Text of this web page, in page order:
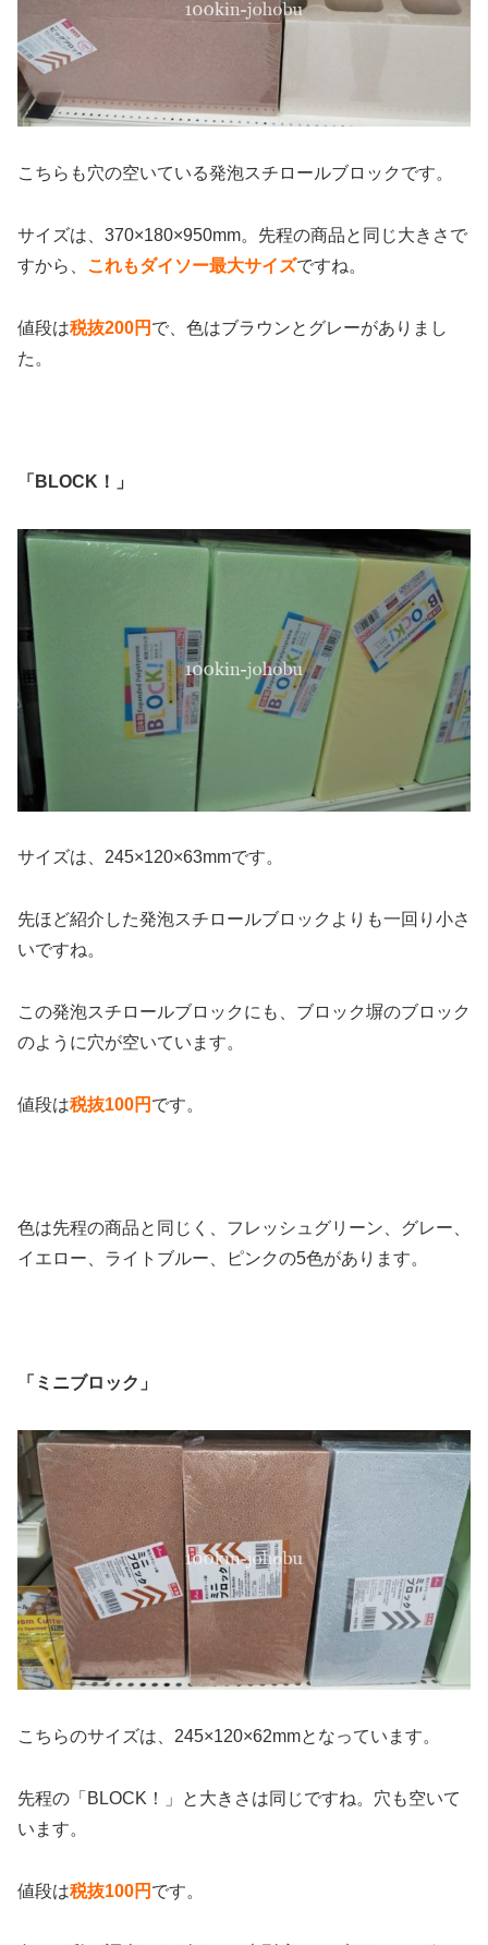
こちらも穴の空いている発泡スチロールブロックです。
サイズは、370×180×950mm。先程の商品と同じ大きさで
すから、 これもダイソー最大サイズですね。
値段は税抜200円 で、色はブラウンとグレーがありまし
た。
「BLOCK！」
サイズは、245×120×63mmです。
先ほど紹介した発泡スチロールブロックよりも一回り小さ
いですね。
この発泡スチロールブロックにも、ブロック塀のブロック
のように穴が空いています。
値段は税抜100円 です。
色は先程の商品と同じく、フレッシュグリーン、グレー、
イエロー、ライトブルー、ピンクの5色があります。
「ミニブロック」
こちらのサイズは、245×120×62mmとなっています。
先程の「BLOCK！」と大きさは同じですね。穴も空いて
います。
値段は税抜100円 です。